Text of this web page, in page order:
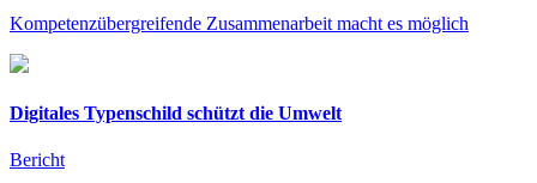
Kompetenzübergreifende Zusammenarbeit macht es möglich
Digitales Typenschild schützt die Umwelt
Bericht